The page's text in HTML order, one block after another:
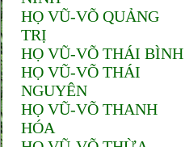
HỌ VŨ-VÕ QUẢNG
TRỊ
HỌ VŨ-VÕ THÁI BÌNH
HỌ VŨ-VÕ THÁI
NGUYÊN
HỌ VŨ-VÕ THANH
HÓA